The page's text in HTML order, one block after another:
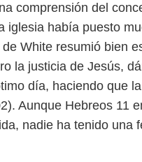
comprensión del
iglesia había puesto
White resumió bien
la justicia de Jesús,
día, haciendo que
Aunque Hebreos 11
nadie ha tenido una